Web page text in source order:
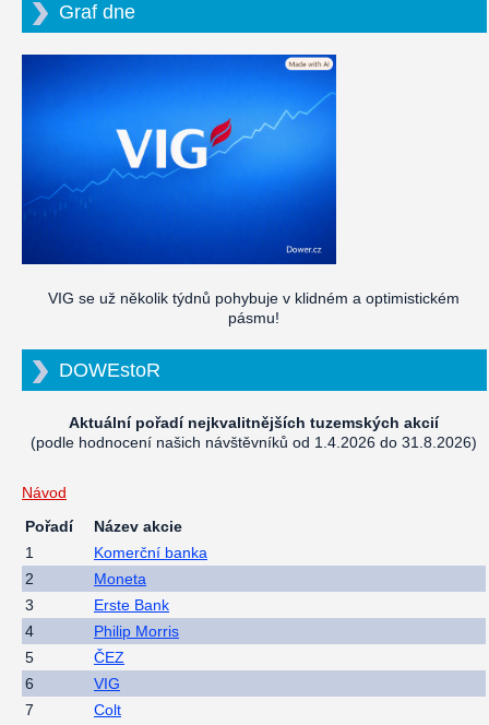
Graf dne
VIG se už několik týdnů pohybuje v klidném a optimistickém
pásmu!
DOWEstoR
Aktuální pořadí nejkvalitnějších tuzemských akcií
(podle hodnocení našich návštěvníků od 1.4.2026 do 31.8.2026)
Návod
Pořadí
Název akcie
1
Komerční banka
2
Moneta
3
Erste Bank
4
Philip Morris
5
ČEZ
6
VIG
7
Colt